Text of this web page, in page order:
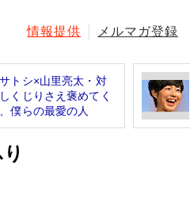
情報提供 メルマガ登録
トシ×山里亮太・対
くじりさえ褒めてく
僕らの最愛の人